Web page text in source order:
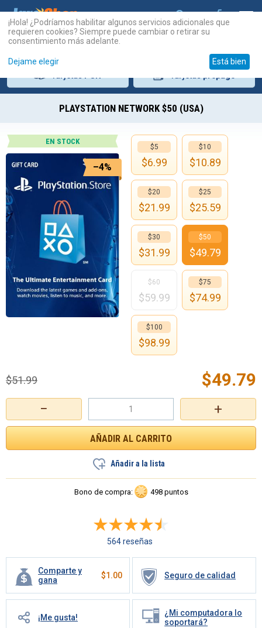
PLAYSTATION NETWORK $50 (USA)
EN STOCK
–4%
+
−
$49.79
$51.99
Añadir a la lista
Bono de compra: 498 puntos
564 reseñas
Comparte y
gana
$1.00 Seguro de calidad
¡Me gusta!
¿Mi computadora lo
soportará?
$5
$6.99
$10
$10.89
$20
$21.99
$25
$25.59
$30
$31.99
$50
$49.79
$60
$59.99
$75
$74.99
$100
$98.99
¡Hola! ¿Podríamos habilitar algunos servicios adicionales que
requieren cookies? Siempre puede cambiar o retirar su
consentimiento más adelante.
Dejame elegir Está bien